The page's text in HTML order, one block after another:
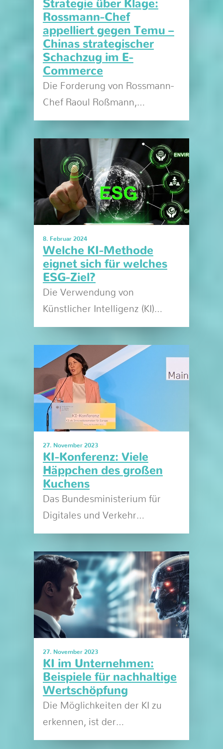
Strategie über Klage:
Rossmann-Chef
appelliert gegen Temu –
Chinas strategischer
Schachzug im E-
Commerce
Die Forderung von Rossmann-
Chef Raoul Roßmann,…
8. Februar 2024
Welche KI-Methode
eignet sich für welches
ESG-Ziel?
Die Verwendung von
Künstlicher Intelligenz (KI)…
27. November 2023
KI-Konferenz: Viele
Häppchen des großen
Kuchens
Das Bundesministerium für
Digitales und Verkehr…
27. November 2023
KI im Unternehmen:
Beispiele für nachhaltige
Wertschöpfung
Die Möglichkeiten der KI zu
erkennen, ist der…